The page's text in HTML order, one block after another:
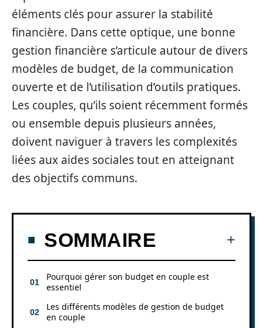
éléments clés pour assurer la stabilité
financière. Dans cette optique, une bonne
gestion financière s’articule autour de divers
modèles de budget, de la communication
ouverte et de l’utilisation d’outils pratiques.
Les couples, qu’ils soient récemment formés
ou ensemble depuis plusieurs années,
doivent naviguer à travers les complexités
liées aux aides sociales tout en atteignant
des objectifs communs.
SOMMAIRE
Pourquoi gérer son budget en couple est
essentiel
Les différents modèles de gestion de budget
en couple